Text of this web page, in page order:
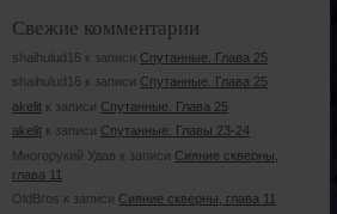
Свежие комментарии
shaihulud16 к записи Спутанные. Глава 25
shaihulud16 к записи Спутанные. Глава 25
akelit к записи Спутанные. Глава 25
akelit к записи Спутанные. Главы 23-24
Многорукий Удав к записи Сияние скверны,
глава 11
OldBros к записи Сияние скверны, глава 11